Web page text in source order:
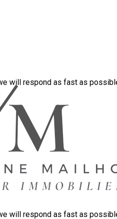
will respond as fast as
will respond as fast as